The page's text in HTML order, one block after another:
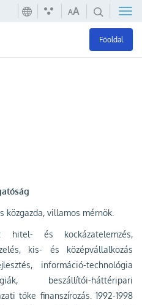
AA
Főoldal
közgazda, villamos mérnök.
hitel- és kockázatelemzés,
kis- és középvállalkozás
információ-technológia
beszállítói-háttéripari
tőke finanszírozás. 1992-1998